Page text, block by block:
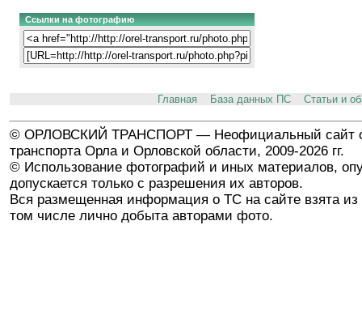
Ссылки на фотографию
Главная База данных ПС Статьи и
© ОРЛОВСКИЙ ТРАНСПОРТ — Неофициальный сайт
транспорта Орла и Орловской области, 2009-2026 гг.
© Использование фотографий и иных материалов,
допускается только с разрешения их авторов.
Вся размещенная информация о ТС на сайте взята из
том числе лично добыта авторами фото.